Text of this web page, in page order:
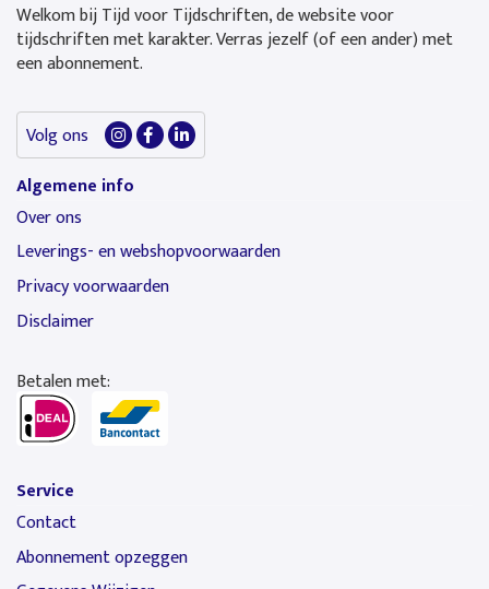
Welkom bij Tijd voor Tijdschriften, de website voor
tijdschriften met karakter. Verras jezelf (of een ander) met
een abonnement.
Volg ons
Algemene info
Over ons
Leverings- en webshopvoorwaarden
Privacy voorwaarden
Disclaimer
Betalen met:
Service
Contact
Abonnement opzeggen